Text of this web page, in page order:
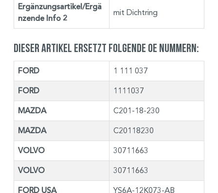
Ergänzungsartikel/Ergä
nzende Info 2
mit Dichtring
Dieser Artikel ersetzt folgende OE Nummern:
FORD 1 111 037
FORD 1111037
MAZDA C201-18-230
MAZDA C20118230
VOLVO 30711663
VOLVO 30711663
FORD USA YS6A-12K073-AB